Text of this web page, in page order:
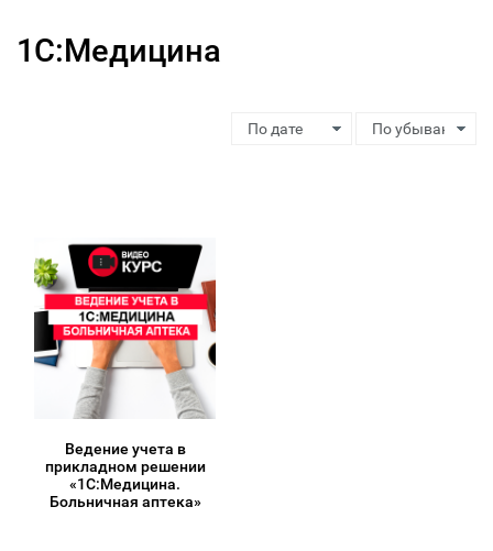
1С:Медицина
Ведение учета в
прикладном решении
«1С:Медицина.
Больничная аптека»